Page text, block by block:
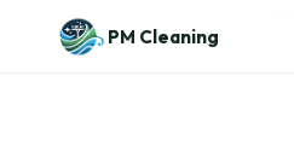
Naar de inhoud
PM Cleaning